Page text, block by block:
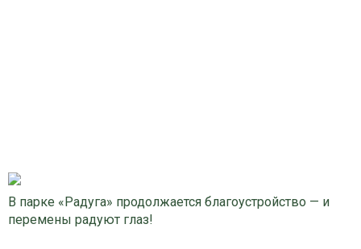
В парке «Радуга» продолжается благоустройство — и
перемены радуют глаз!